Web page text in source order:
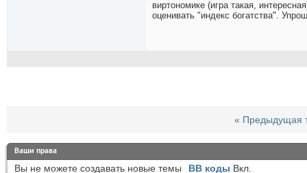
виртономике (игра такая,
оценивать "индекс богатства".
« Предыдущая
Ваши права
Вы не можете создавать новые темы
BB коды Вкл.